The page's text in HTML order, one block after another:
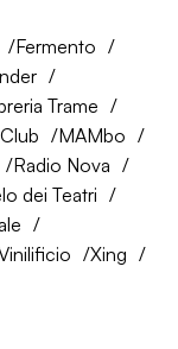
Fermento
Trame
MAMbo
Radio Nova
dei Teatri
Xing